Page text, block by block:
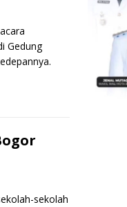
Gedung
sekolah